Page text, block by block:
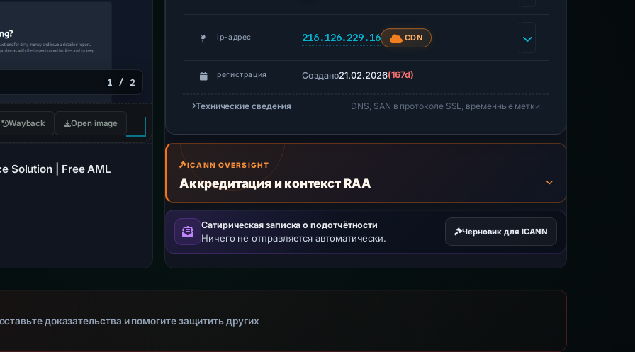
1 / 2
Wayback Open image
Solution | Free AML
ip-адрес 216.126.229.16 CDN
регистрация Создано21.02.2026(167d)
Технические сведения DNS, SAN в протоколе SSL, временные метки
ICANN OVERSIGHT
Аккредитация и контекст RAA
Сатирическая записка о подотчётности
Ничего не отправляется автоматически.
Черновик для ICANN
доказательства и помогите защитить других